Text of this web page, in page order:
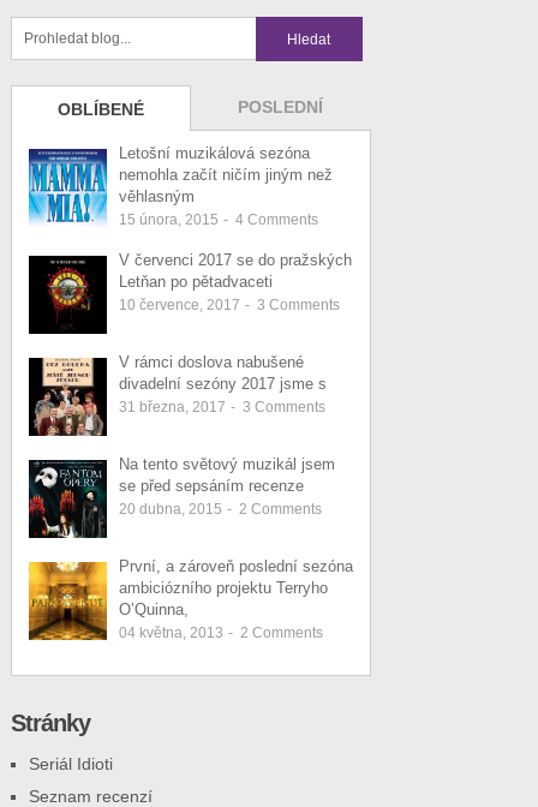
OBLÍBENÉ POSLEDNÍ
Letošní muzikálová sezóna
nemohla začít ničím jiným než
věhlasným
15 února, 2015 - 4Comments
V červenci 2017 se do pražských
Letňan po pětadvaceti
10 července, 2017 - 3 Comments
V rámci doslova nabušené
divadelní sezóny 2017 jsme s
31 března, 2017 - 3 Comments
Na tento světový muzikál jsem
se před sepsáním recenze
20 dubna, 2015 - 2 Comments
První, a zároveň poslední sezóna
ambiciózního projektu Terryho
O’Quinna,
04 května, 2013 - 2 Comments
Stránky
Seriál Idioti
Seznam recenzí